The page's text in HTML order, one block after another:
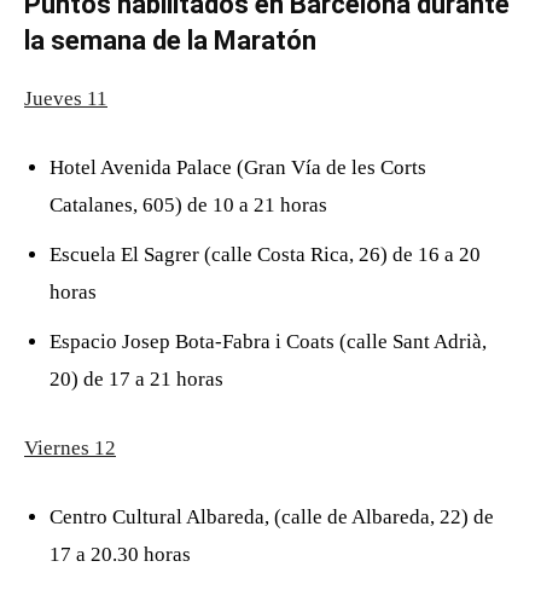
la semana de la Maratón
Jueves 11
Hotel Avenida Palace (Gran Vía de les Corts
Catalanes, 605) de 10 a 21 horas
Escuela El Sagrer (calle Costa Rica, 26) de 16 a 20
horas
Espacio Josep Bota-Fabra i Coats (calle Sant Adrià,
20) de 17 a 21 horas
Viernes 12
Centro Cultural Albareda, (calle de Albareda, 22) de
17 a 20.30 horas